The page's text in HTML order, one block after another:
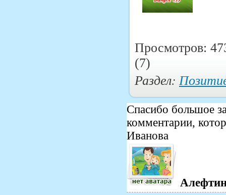
Просмотров:
(7)
Раздел:
Спасибо большое
комментарии,
Иванова